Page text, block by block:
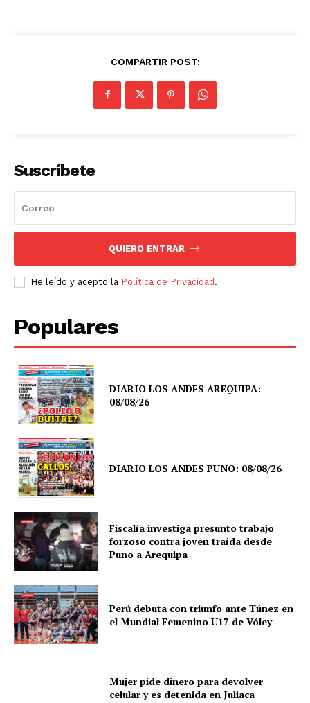
COMPARTIR POST:
Suscríbete
QUIERO ENTRAR
He leído y acepto la Política de Privacidad.
Populares
DIARIO LOS ANDES AREQUIPA:
08/08/26
DIARIO LOS ANDES PUNO: 08/08/26
Fiscalía investiga presunto trabajo
forzoso contra joven traída desde
Puno a Arequipa
Perú debuta con triunfo ante Túnez en
el Mundial Femenino U17 de Vóley
Mujer pide dinero para devolver
celular y es detenida en Juliaca